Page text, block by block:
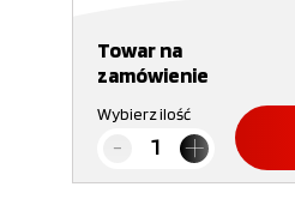
Towar na
zamówienie
Wybierz ilość